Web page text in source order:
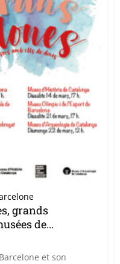
grands
de...
et son